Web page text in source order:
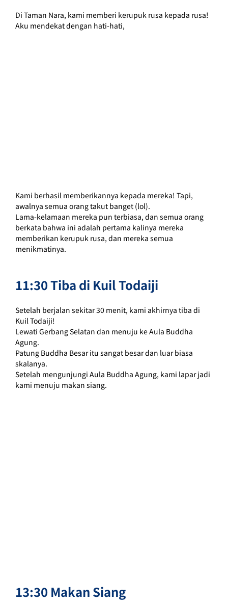
Di Taman Nara, kami memberi kerupuk rusa kepada rusa!
Aku mendekat dengan hati-hati,
Kami berhasil memberikannya kepada mereka! Tapi,
awalnya semua orang takut banget (lol).
Lama-kelamaan mereka pun terbiasa, dan semua orang
berkata bahwa ini adalah pertama kalinya mereka
memberikan kerupuk rusa, dan mereka semua
menikmatinya.
11:30 Tiba di Kuil Todaiji
Setelah berjalan sekitar 30 menit, kami akhirnya tiba di
Kuil Todaiji!
Lewati Gerbang Selatan dan menuju ke Aula Buddha
Agung.
Patung Buddha Besar itu sangat besar dan luar biasa
skalanya.
Setelah mengunjungi Aula Buddha Agung, kami lapar jadi
kami menuju makan siang.
13:30 Makan Siang